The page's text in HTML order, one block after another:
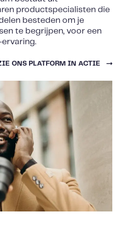
productspecialisten die
besteden om je
te begrijpen, voor een
ONS PLATFORM IN ACTIE